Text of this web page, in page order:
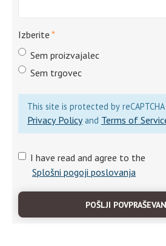
Izberite
Sem proizvajalec
Sem trgovec
This site is protected by
Privacy Policyand Terms of
I have read and agree to the
Splošni pogoji poslovanja
POŠLJI